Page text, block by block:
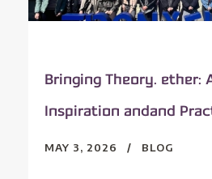
Bringing Theory. ether:
Inspiration andand
MAY 3, 2026 BLOG